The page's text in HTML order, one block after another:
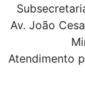
Av. João
Atendimento